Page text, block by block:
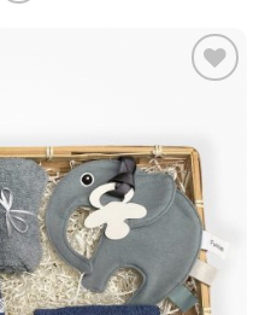
verlanglijst